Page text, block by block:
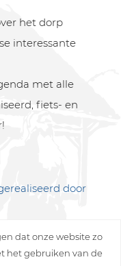
het dorp
interessante
met alle
fiets- en
door
dat onze website zo
het gebruiken van de